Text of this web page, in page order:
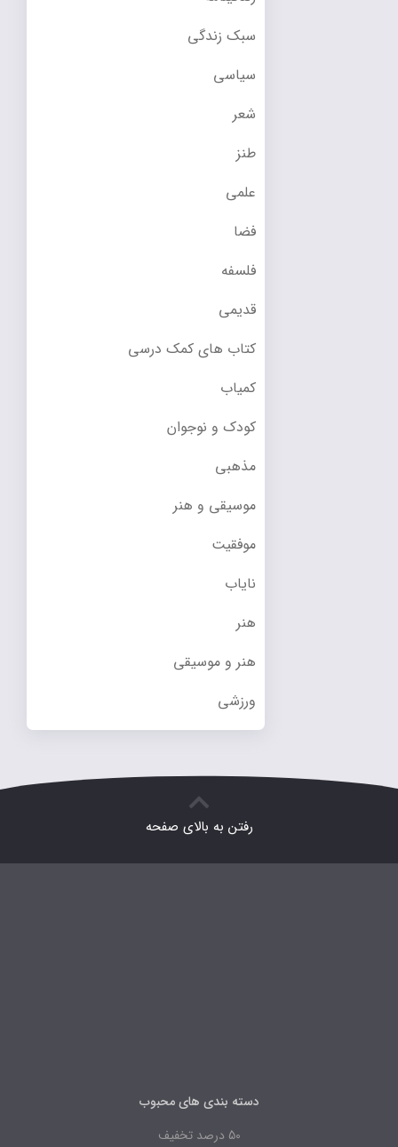
سبک زندگی
سیاسی
شعر
طنز
علمی
فضا
فلسفه
قدیمی
کتاب های کمک درسی
کمیاب
کودک و نوجوان
مذهبی
موسیقی و هنر
موفقیت
نایاب
هنر
هنر و موسیقی
ورزشی
رفتن به بالای صفحه
دسته بندی های محبوب
50 درصد تخفیف